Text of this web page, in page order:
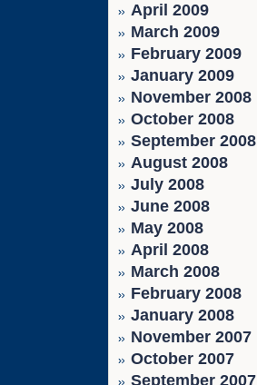
April 2009
March 2009
February 2009
January 2009
November 2008
October 2008
September 2008
August 2008
July 2008
June 2008
May 2008
April 2008
March 2008
February 2008
January 2008
November 2007
October 2007
September 2007